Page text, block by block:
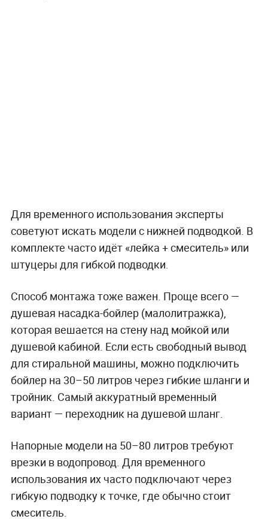
Для временного использования эксперты
советуют искать модели с нижней подводкой. В
комплекте часто идёт «лейка + смеситель» или
штуцеры для гибкой подводки.
Способ монтажа тоже важен. Проще всего —
душевая насадка-бойлер (малолитражка),
которая вешается на стену над мойкой или
душевой кабиной. Если есть свободный вывод
для стиральной машины, можно подключить
бойлер на 30–50 литров через гибкие шланги и
тройник. Самый аккуратный временный
вариант — переходник на душевой шланг.
Напорные модели на 50–80 литров требуют
врезки в водопровод. Для временного
использования их часто подключают через
гибкую подводку к точке, где обычно стоит
смеситель.